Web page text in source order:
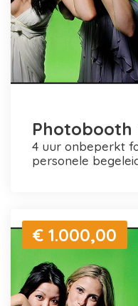
Photobooth
4 uur onbeperkt foto's maken en printen +
personele
€ 1.000,00